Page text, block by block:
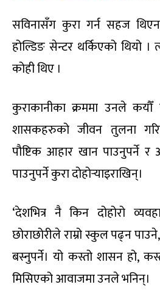
सविनासँग कुरा गर्न सहज
होल्डिङ सेन्टर थर्किएको थियो
कोही थिए ।
कुराकानीका क्रममा उनले
शासकहरुको जीवन तुलना
पौष्टिक आहार खान पाउनुपर्ने
पाउनुपर्ने कुरा दोहोर्‍याइराखिन्।
‘देशभित्र नै किन दोहोरो
छोराछोरीले राम्रो स्कुल पढ्न
बस्नुपर्ने। यो कस्तो शासन हो,
मिसिएको आवाजमा उनले भनिन्।